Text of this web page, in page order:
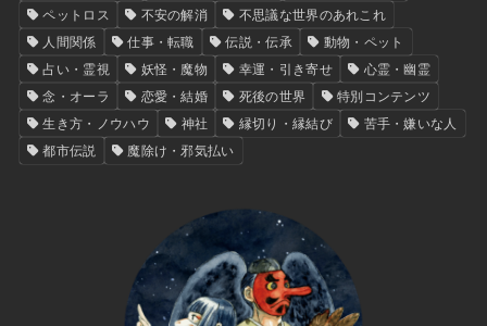
ペットロス
不安の解消
不思議な世界のあれこれ
人間関係
仕事・転職 伝説・伝承
動物・ペット
占い・霊視
妖怪・魔物 幸運・引き寄せ
心霊・幽霊
念・オーラ
恋愛・結婚 死後の世界
特別コンテンツ
生き方・ノウハウ
神社 縁切り・縁結び
苦手・嫌いな人
都市伝説
魔除け・邪気払い